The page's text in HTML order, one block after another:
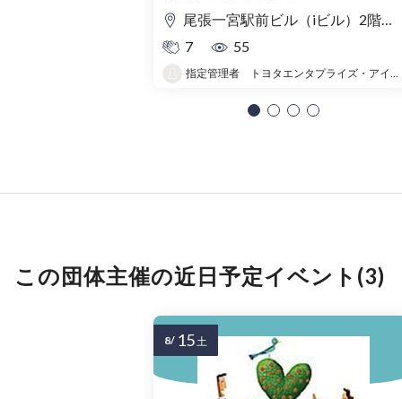
尾張一宮駅前ビル（iビル）2階大会議室
7
55
指定管理者 トヨタエンタプライズ・アイシーシー共同事業体
この団体主催の近日予定イベント(3)
8/ 15土